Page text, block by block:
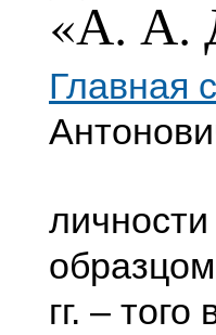
«А. А.
Главная
гг. –